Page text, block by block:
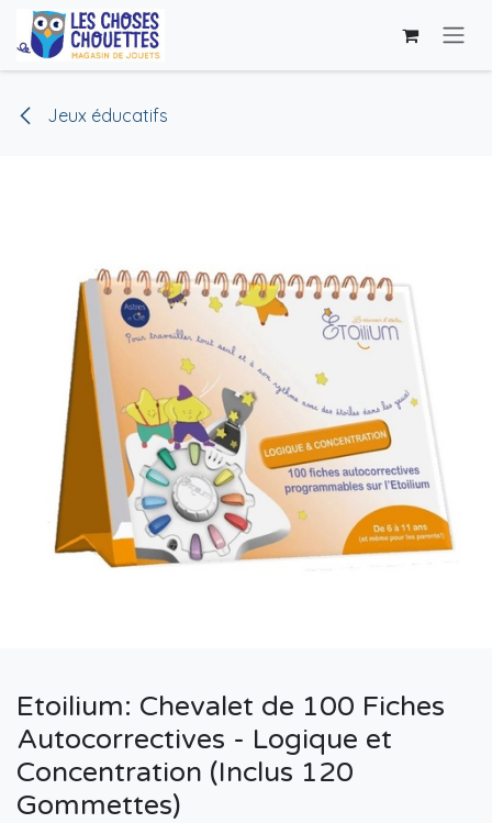
Se rendre au contenu
Jeux éducatifs
Etoilium: Chevalet de 100 Fiches
Autocorrectives - Logique et
Concentration (Inclus 120
Gommettes)